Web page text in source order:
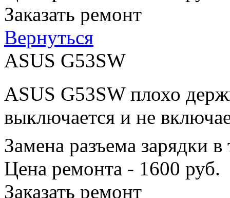
Заказать ремонт
Вернуться
ASUS G53SW
ASUS G53SW плохо
выключается и не
Замена разъема зарядки
Цена ремонта - 1600 руб.
Заказать ремонт